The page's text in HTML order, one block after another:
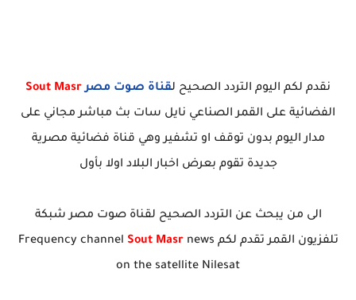
نقدم لكم اليوم التردد الصحيح لقناة صوت مصر Sout Masr
الفضائية على القمر الصناعي نايل سات بث مباشر مجاني على
مدار اليوم بدون توقف او تشفير وهي قناة فضائية مصرية
جديدة تقوم بعرض اخبار البلاد اولا بأول
الى من يبحث عن التردد الصحيح لقناة صوت مصر شبكة
تلفزيون القمر تقدم لكم Frequency channel
Sout Masr news
on the satellite Nilesat